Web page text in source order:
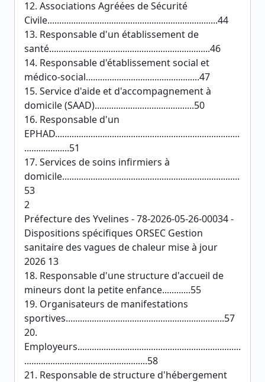
12. Associations Agréées de Sécurité
Civile........................................................................44
13. Responsable d'un établissement de
santé....................................................................46
14. Responsable d'établissement social et
médico-social................................................47
15. Service d'aide et d'accompagnement à
domicile (SAAD)..........................................50
16. Responsable d'un
EPHAD..............................................................................
...................51
17. Services de soins infirmiers à
domicile...........................................................................
53
2
Préfecture des Yvelines - 78-2026-05-26-00034 -
Dispositions spécifiques ORSEC Gestion
sanitaire des vagues de chaleur mise à jour
2026 13
18. Responsable d'une structure d'accueil de
mineurs dont la petite enfance............55
19. Organisateurs de manifestations
sportives...................................................................57
20.
Employeurs.....................................................................
....................................................58
21. Responsable de structure d'hébergement